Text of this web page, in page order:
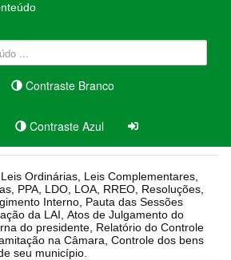
Contraste Branco
Contraste Azul
Leis Complementares,
LDO, LOA, RREO, Resoluções,
Interno, Pauta das Sessões
da LAI, Atos de Julgamento do
de seu município.